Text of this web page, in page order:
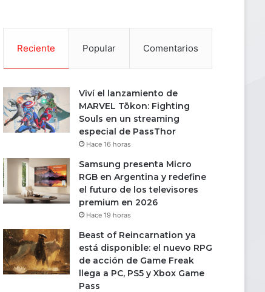
Reciente Popular Comentarios
Viví el lanzamiento de
MARVEL Tōkon: Fighting
Souls en un streaming
especial de PassThor
Hace 16 horas
Samsung presenta Micro
RGB en Argentina y redefine
el futuro de los televisores
premium en 2026
Hace 19 horas
Beast of Reincarnation ya
está disponible: el nuevo RPG
de acción de Game Freak
llega a PC, PS5 y Xbox Game
Pass